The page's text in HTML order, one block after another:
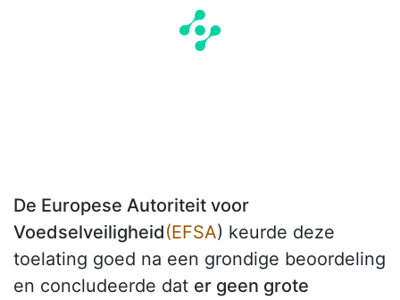
De Europese Autoriteit voor
Voedselveiligheid(EFSA) keurde deze
toelating goed na een grondige beoordeling
en concludeerde dat er geen grote